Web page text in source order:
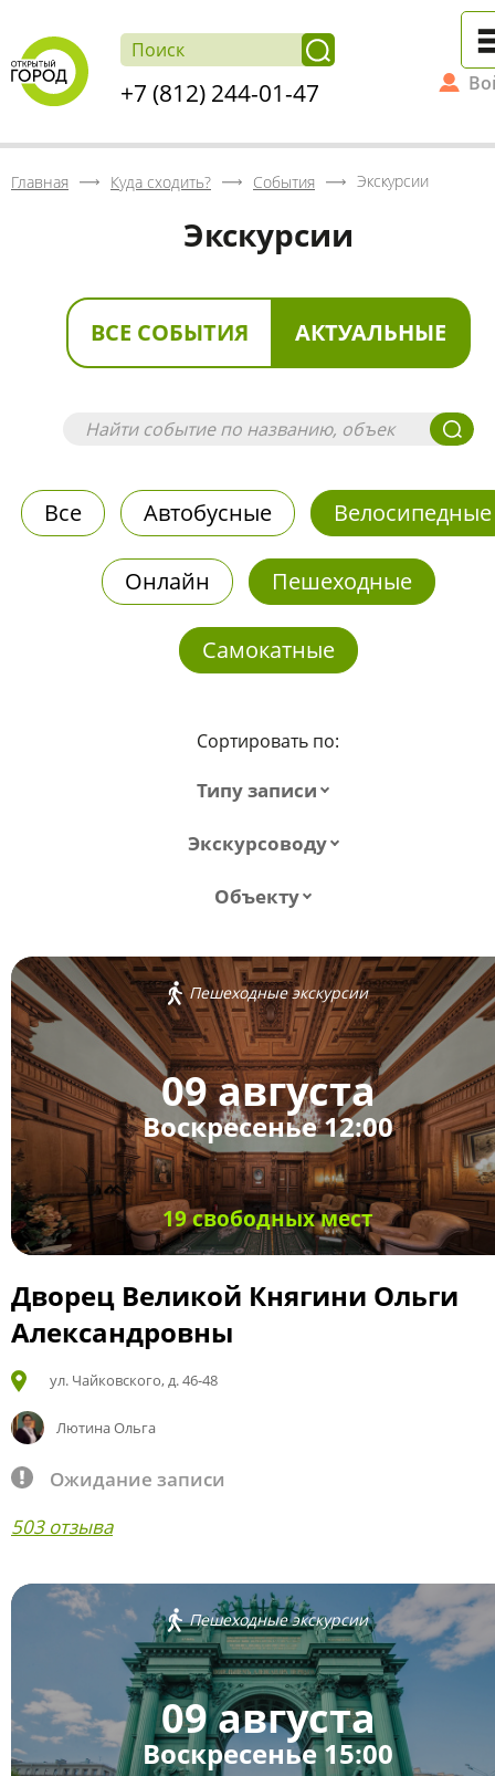
+7 (812) 244-01-47
Главная Куда сходить? События Экскурсии
Экскурсии
ВСЕ СОБЫТИЯ АКТУАЛЬНЫЕ
Все Автобусные Велосипедные
Онлайн Пешеходные
Самокатные
Сортировать по:
Типу записи
Экскурсоводу
Объекту
Пешеходные экскурсии
09 августа
Воскресенье 12:00
19 свободных мест
Дворец Великой Княгини Ольги
Александровны
ул. Чайковского, д. 46-48
Лютина Ольга
Ожидание записи
503 отзыва
Пешеходные экскурсии
09 августа
Воскресенье 15:00